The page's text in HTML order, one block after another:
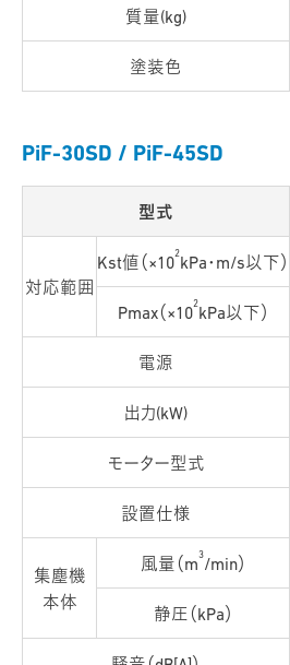
質量(kg)
塗装色
PiF-30SD / PiF-45SD
型式
対応範囲
Kst値（×10
2
kPa・m/s以下）
Pmax（×10
2
kPa以下）
電源
出力(kW)
モーター型式
設置仕様
集塵機
本体
風量（m
3
/min）
静圧（kPa）